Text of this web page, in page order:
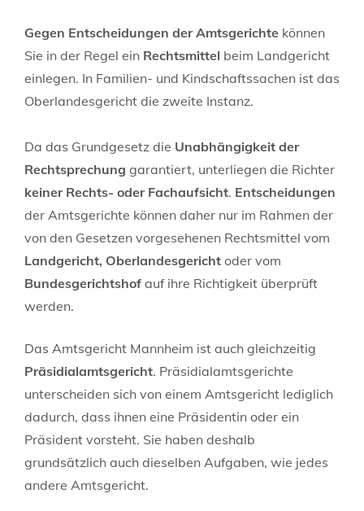
Gegen Entscheidungen der Amtsgerichte können
Sie in der Regel ein Rechtsmittel beim Landgericht
einlegen. In Familien- und Kindschaftssachen ist das
Oberlandesgericht die zweite Instanz.
Da das Grundgesetz die Unabhängigkeit der
Rechtsprechung garantiert, unterliegen die Richter
keiner Rechts- oder Fachaufsicht. Entscheidungen
der Amtsgerichte können daher nur im Rahmen der
von den Gesetzen vorgesehenen Rechtsmittel vom
Landgericht, Oberlandesgericht oder vom
Bundesgerichtshof auf ihre Richtigkeit überprüft
werden.
Das Amtsgericht Mannheim ist auch gleichzeitig
Präsidialamtsgericht. Präsidialamtsgerichte
unterscheiden sich von einem Amtsgericht lediglich
dadurch, dass ihnen eine Präsidentin oder ein
Präsident vorsteht. Sie haben deshalb
grundsätzlich auch dieselben Aufgaben, wie jedes
andere Amtsgericht.